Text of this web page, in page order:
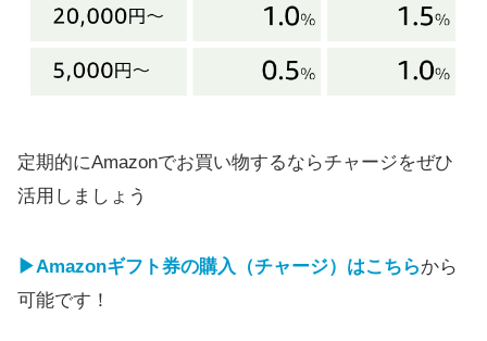
定期的にAmazonでお買い物するならチャージをぜひ
活用しましょう
▶Amazonギフト券の購入（チャージ）はこちらから
可能です！